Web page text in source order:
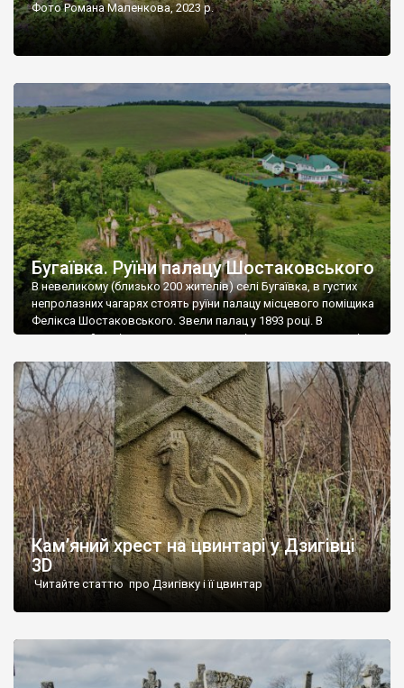
Фото Романа Маленкова, 2023 р.
Бугаївка. Руїни палацу Шостаковського
В невеликому (близько 200 жителів) селі Бугаївка, в густих
непролазних чагарях стоять руїни палацу місцевого поміщика
Фелікса Шостаковського. Звели палац у 1893 році. В
радянський період у ньому спочатку містилася школа, потім
століття тут розмістили туберкульозну лікарню. Коли із
палацу виїхала лікарня – ми точно не […]
Кам’яний хрест на цвинтарі у Дзигівці
3D
Читайте статтю про Дзигівку і її цвинтар